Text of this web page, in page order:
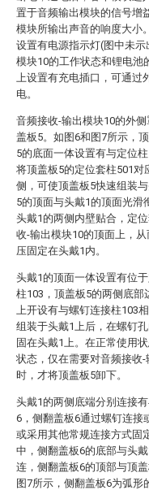
置于音频输出模块的信号增
模块所输出声音的响度大小
设置有电源指示灯(图中未
模块10的工作状态和锂电池
上设置有充电插口，可通过
电。
音频接收-输出模块10的外
盖板5。如图6和图7所示，
5的底面一体设置有与定位
将顶盖板5的定位套柱501对
侧，可使顶盖板5快速组装
5的顶面与头戴1的顶面光滑
头戴1的两侧内壁贴合，定
收-输出模块10的顶面上，
压固定在头戴1内。
头戴1的顶面一体设置有位
柱103，顶盖板5的两侧底部
上开设有与螺钉连接柱103
组装于头戴1上后，在螺钉
固在头戴1上。在正常使用
状态，仅在需要对音频接收
时，才将顶盖板5卸下。
头戴1的两侧底端分别连接
6，侧翻盖板6通过螺钉连接
或采用其他常规连接方式固
中，侧翻盖板6的底部与头
连，侧翻盖板6的顶部与顶
图7所示，侧翻盖板6为弧